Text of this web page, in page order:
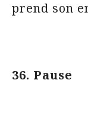
prend son
36. Pause